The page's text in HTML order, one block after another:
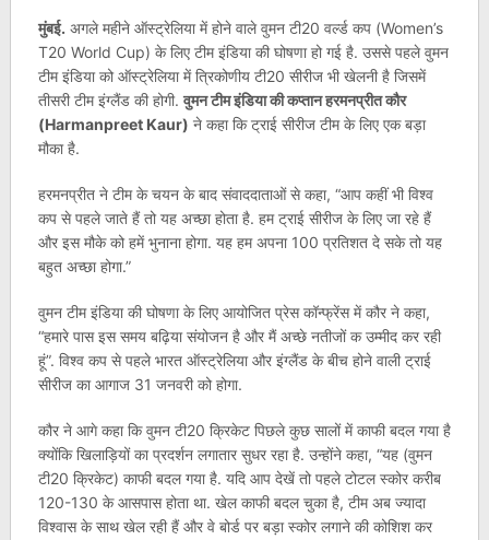
मुंबई. अगले महीने ऑस्ट्रेलिया में होने वाले वुमन टी20 वर्ल्ड कप (Women’s
T20 World Cup) के लिए टीम इंडिया की घोषणा हो गई है. उससे पहले वुमन
टीम इंडिया को ऑस्ट्रेलिया में त्रिकोणीय टी20 सीरीज भी खेलनी है जिसमें
तीसरी टीम इंग्लैंड की होगी.वुमन टीम इंडिया की कप्तान हरमनप्रीत कौर
(Harmanpreet Kaur) ने कहा कि ट्राई सीरीज टीम के लिए एक बड़ा
मौका है.
हरमनप्रीत ने टीम के चयन के बाद संवाददाताओं से कहा, “आप कहीं भी विश्व
कप से पहले जाते हैं तो यह अच्छा होता है. हम ट्राई सीरीज के लिए जा रहे हैं
और इस मौके को हमें भुनाना होगा. यह हम अपना 100 प्रतिशत दे सके तो यह
बहुत अच्छा होगा.”
वुमन टीम इंडिया की घोषणा के लिए आयोजित प्रेस कॉन्फ्रेंस में कौर ने कहा,
“हमारे पास इस समय बढ़िया संयोजन है और मैं अच्छे नतीजों क उम्मीद कर रही
हूं”. विश्व कप से पहले भारत ऑस्ट्रेलिया और इंग्लैंड के बीच होने वाली ट्राई
सीरीज का आगाज 31 जनवरी को होगा.
कौर ने आगे कहा कि वुमन टी20 क्रिकेट पिछले कुछ सालों में काफी बदल गया है
क्योंकि खिलाड़ियों का प्रदर्शन लगातार सुधर रहा है. उन्होंने कहा, “यह (वुमन
टी20 क्रिकेट) काफी बदल गया है. यदि आप देखें तो पहले टोटल स्कोर करीब
120-130 के आसपास होता था. खेल काफी बदल चुका है, टीम अब ज्यादा
विश्वास के साथ खेल रही हैं और वे बोर्ड पर बड़ा स्कोर लगाने की कोशिश कर